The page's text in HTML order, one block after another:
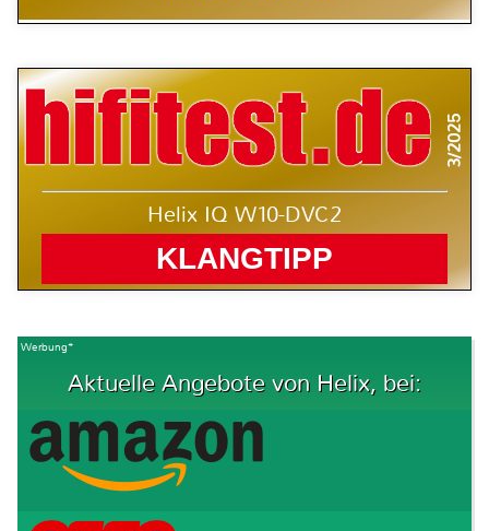
3/2025
Helix IQ W10-DVC2
KLANGTIPP
Werbung*
Aktuelle Angebote von Helix, bei: